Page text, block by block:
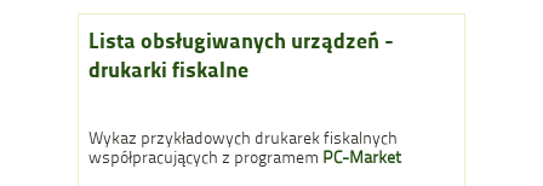
Lista obsługiwanych urządzeń -
drukarki fiskalne
Wykaz przykładowych drukarek fiskalnych
współpracujących z programem PC-Market